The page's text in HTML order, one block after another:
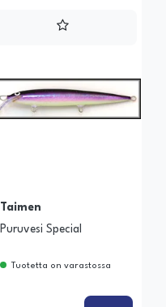
Taimen
Puruvesi Special
Tuotetta on varastossa